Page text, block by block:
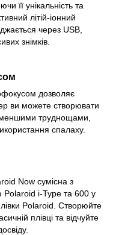
її унікальність та
літій-іонний
через USB,
знімків.
дозволяє
ви можете створювати
меншими труднощами,
спалаху.
Now сумісна з
i-Type та 600 у
Polaroid. Створюйте
плівці та відчуйте